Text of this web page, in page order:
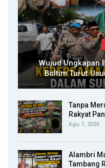
Wujud Ungkapan
Boltim Turut
Tanpa
Rakyat
Agu 7, 2026
Alambri
Tambang